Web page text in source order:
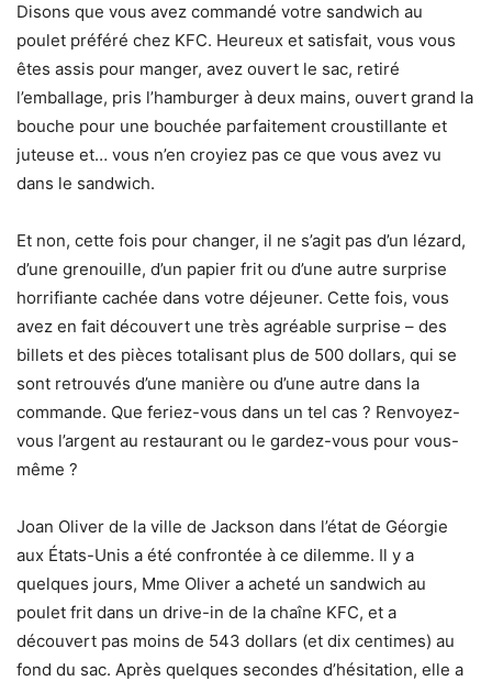
Disons que vous avez commandé votre sandwich au
poulet préféré chez KFC. Heureux et satisfait, vous vous
êtes assis pour manger, avez ouvert le sac, retiré
l’emballage, pris l’hamburger à deux mains, ouvert grand la
bouche pour une bouchée parfaitement croustillante et
juteuse et… vous n’en croyiez pas ce que vous avez vu
dans le sandwich.
Et non, cette fois pour changer, il ne s’agit pas d’un lézard,
d’une grenouille, d’un papier frit ou d’une autre surprise
horrifiante cachée dans votre déjeuner. Cette fois, vous
avez en fait découvert une très agréable surprise – des
billets et des pièces totalisant plus de 500 dollars, qui se
sont retrouvés d’une manière ou d’une autre dans la
commande. Que feriez-vous dans un tel cas ? Renvoyez-
vous l’argent au restaurant ou le gardez-vous pour vous-
même ?
Joan Oliver de la ville de Jackson dans l’état de Géorgie
aux États-Unis a été confrontée à ce dilemme. Il y a
quelques jours, Mme Oliver a acheté un sandwich au
poulet frit dans un drive-in de la chaîne KFC, et a
découvert pas moins de 543 dollars (et dix centimes) au
fond du sac. Après quelques secondes d’hésitation, elle a